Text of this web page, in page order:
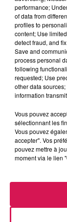
La Ligne des
0:00
29 novembre
29.11.2024 -
Revivez les
performance;
of data from
profiles to
content; Use
detect fraud, and
Save and
process personal
following
requested; Use
other data
information
Vous pouvez
sélectionnant les
Vous pouvez
accepter". Vos
pouvez mettre à
moment via le lien